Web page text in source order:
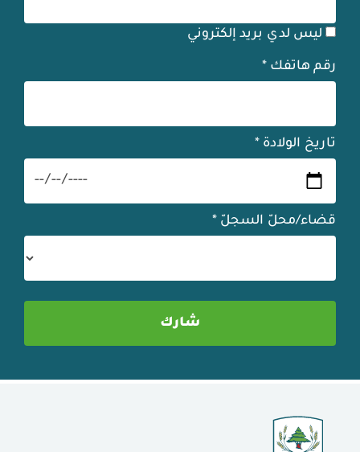
ليس لدي بريد إلكتروني
رقم هاتفك *
تاريخ الولادة *
قضاء/محلّ السجلّ *